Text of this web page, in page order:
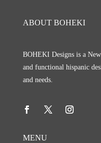
ABOUT BOHEKI
BOHEKI Designs is a
and functional hispanic
and needs.
MENU